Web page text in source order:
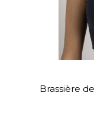
Brassière